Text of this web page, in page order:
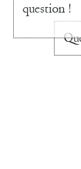
question !